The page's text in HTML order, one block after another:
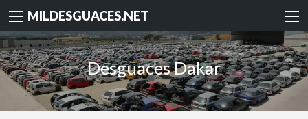
MILDESGUACES.NET
Desguaces Dakar